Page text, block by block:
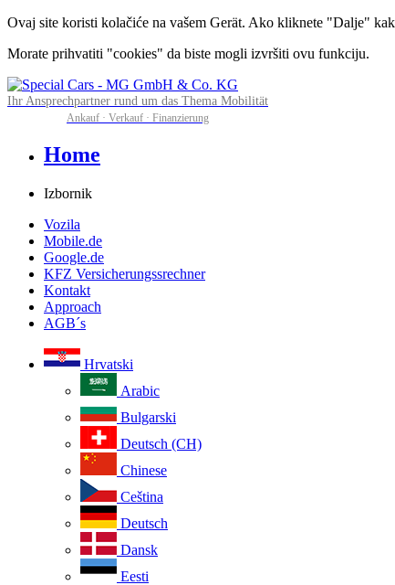
Ovaj site koristi kolačiće na vašem Gerät. Ako kliknete "Dalje"
Morate prihvatiti "cookies" da biste mogli izvršiti ovu funkciju.
Ihr Ansprechpartner rund um das Thema Mobilität
Ankauf · Verkauf · Finanzierung
Home
Izbornik
Vozila
Mobile.de
Google.de
KFZ Versicherungssrechner
Kontakt
Approach
AGB´s
Hrvatski
Arabic
Bulgarski
Deutsch (CH)
Chinese
Ceština
Deutsch
Dansk
Eesti